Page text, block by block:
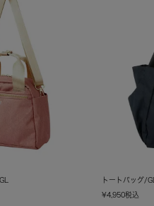
トートバッグ/GL
¥4,950税込